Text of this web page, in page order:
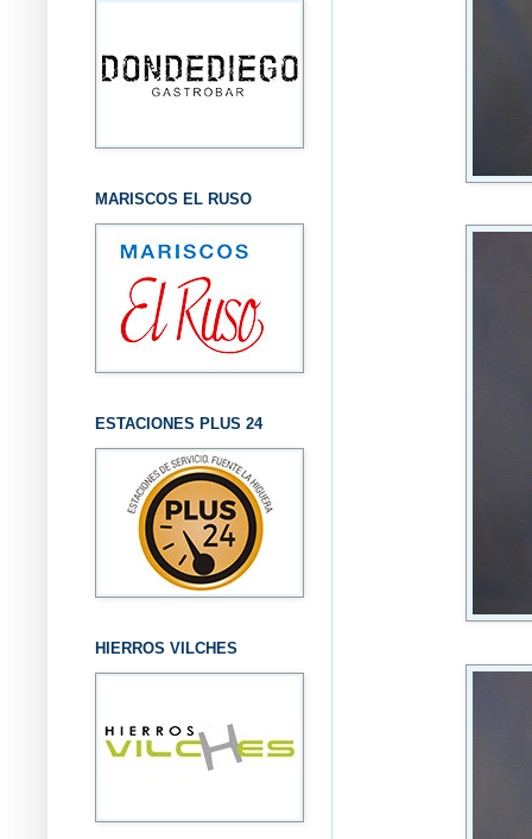
MARISCOS EL RUSO
ESTACIONES PLUS 24
HIERROS VILCHES